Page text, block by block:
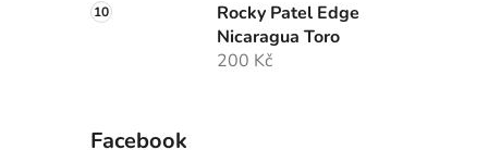
Rocky Patel Edge
Nicaragua Toro
200 Kč
Facebook